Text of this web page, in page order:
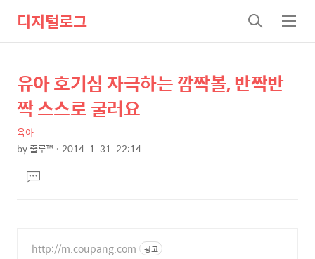
디지털로그
검
색
메
뉴
상
세
텐
본
문
제
목
유아 호기심 자극하는 깜짝볼, 반짝반
짝 스스로 굴러요
육아
by줄루™ 2014. 1. 31. 22:14
문댓
글
http://m.coupang.com 광고